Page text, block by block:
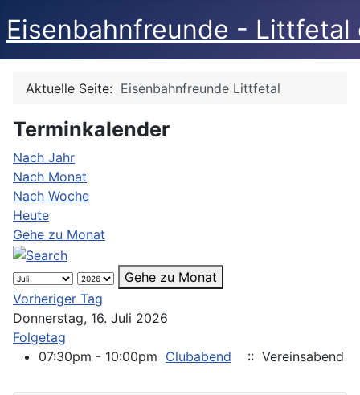
Eisenbahnfreunde - Littfetal
Aktuelle Seite: Eisenbahnfreunde Littfetal
Terminkalender
Nach Jahr
Nach Monat
Nach Woche
Heute
Gehe zu Monat
Gehe zu Monat
Vorheriger Tag
Donnerstag, 16. Juli 2026
Folgetag
07:30pm - 10:00pm Clubabend :: Vereinsabend